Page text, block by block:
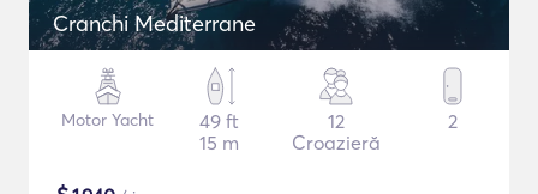
Cranchi Mediterrane
Motor Yacht
49 ft
15 m
12
Croazieră
2